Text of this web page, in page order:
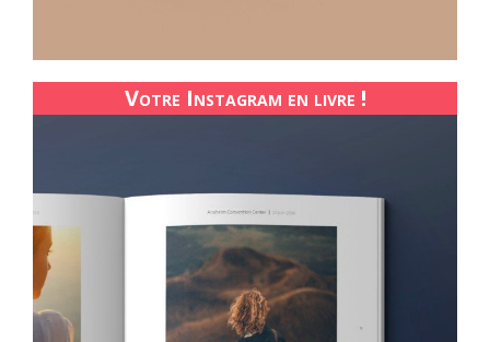
Votre Instagram en livre !